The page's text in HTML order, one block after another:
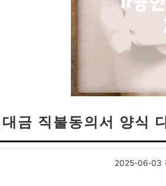
금 직불동의서 양식
2025-06-03